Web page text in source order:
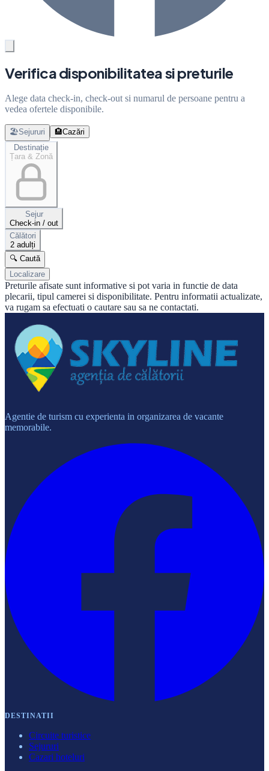
Verifica disponibilitatea si preturile
Alege data check-in, check-out si numarul de persoane pentru a
vedea ofertele disponibile.
🏖️Sejururi 🏨Cazări
Destinație
Țara & Zonă
Sejur
Check-in / out
Călători
2 adulți
🔍 Caută
Localizare
Preturile afisate sunt informative si pot varia in functie de data
plecarii, tipul camerei si disponibilitate. Pentru informatii actualizate,
va rugam sa efectuati o cautare sau sa ne contactati.
Agentie de turism cu experienta in organizarea de vacante
memorabile.
DESTINATII
Circuite turistice
Sejururi
Cazari hoteluri